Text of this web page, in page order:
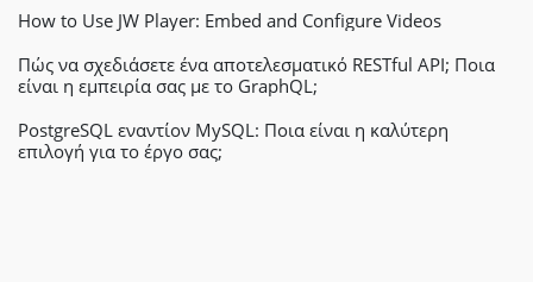
How to Use JW Player: Embed and Configure Videos
Πώς να σχεδιάσετε ένα αποτελεσματικό RESTful API; Ποια
είναι η εμπειρία σας με το GraphQL;
PostgreSQL εναντίον MySQL: Ποια είναι η καλύτερη
επιλογή για το έργο σας;